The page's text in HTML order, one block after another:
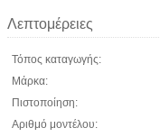
Λεπτομέρειες
Τόπος καταγωγής:
Μάρκα:
Πιστοποίηση:
Αριθμό μοντέλου: